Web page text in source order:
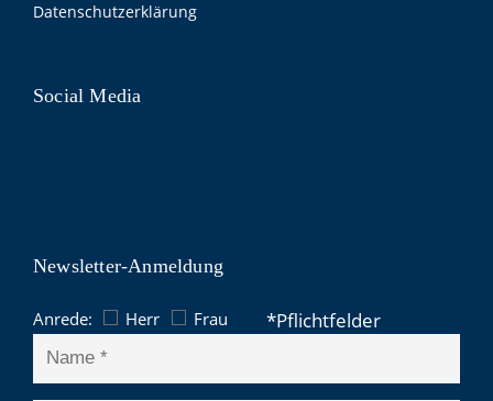
Datenschutzerklärung
Social Media
Newsletter-Anmeldung
Anrede: Herr Frau